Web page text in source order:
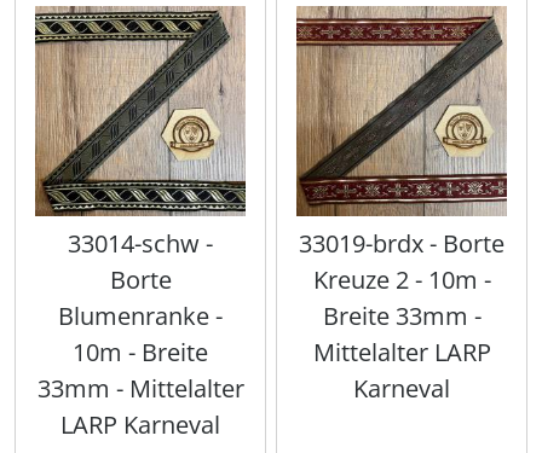
33014-schw -
Borte
Blumenranke -
10m - Breite
33mm - Mittelalter
LARP Karneval
33019-brdx - Borte
Kreuze 2 - 10m -
Breite 33mm -
Mittelalter LARP
Karneval